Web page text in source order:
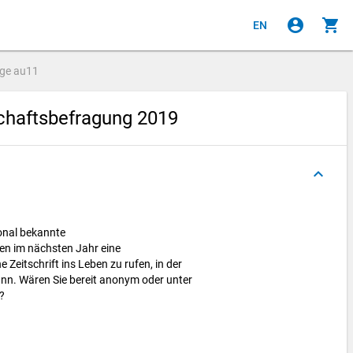
EN account_circle shopping_cart
au11
2019
keyboard_arrow_up
bekannte
im nächsten Jahr eine
Zeitschrift ins Leben zu rufen, in der
Wären Sie bereit anonym oder unter